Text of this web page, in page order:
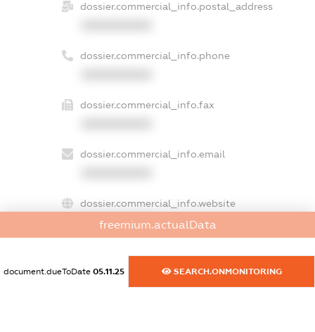
dossier.commercial_info.postal_address
dossier.commercial_info.phone
dossier.commercial_info.fax
dossier.commercial_info.email
dossier.commercial_info.website
XXXXXXXXXX
XXXXXXXXXX
freemium.actualData
document.dueToDate 05.11.25 SEARCH.ONMONITORING